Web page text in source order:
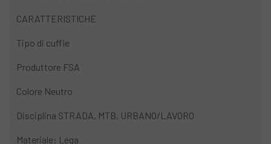
CARATTERISTICHE
Tipo di cuffie
Produttore FSA
Colore Neutro
Disciplina STRADA, MTB, URBANO/LAVORO
Materiale: Lega